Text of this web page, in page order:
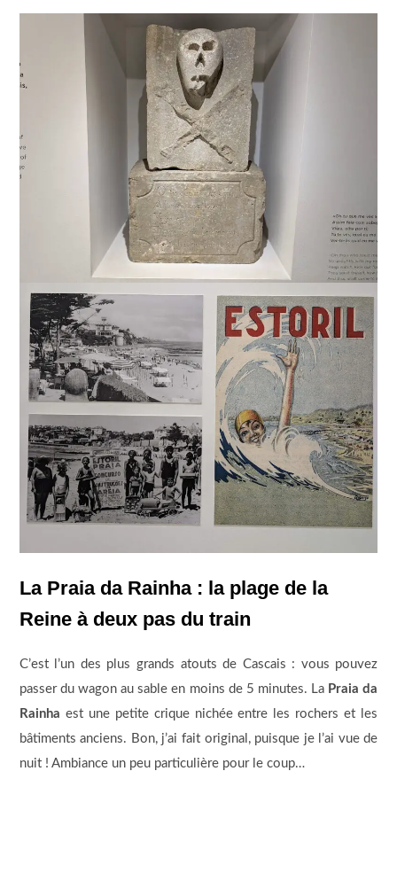
La Praia da Rainha : la plage de la
Reine à deux pas du train
C’est l’un des plus grands atouts de Cascais : vous pouvez
passer du wagon au sable en moins de 5 minutes. La Praia da
Rainha est une petite crique nichée entre les rochers et les
bâtiments anciens. Bon, j’ai fait original, puisque je l’ai vue de
nuit ! Ambiance un peu particulière pour le coup…